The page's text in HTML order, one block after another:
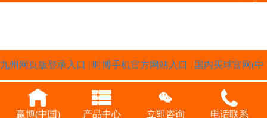
赢博(中国) 产品中心 立即咨询 电话联系
九州网页版登录入口 | 时博手机官方网站入口 | 国内买球官网(中
国)有限公司 中宝体育网页 九游j9官方网站 荣耀体育最新版